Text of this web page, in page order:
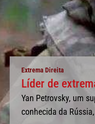
Extrema Direita
Líder de
Yan Petrovsky, um
conhecida da